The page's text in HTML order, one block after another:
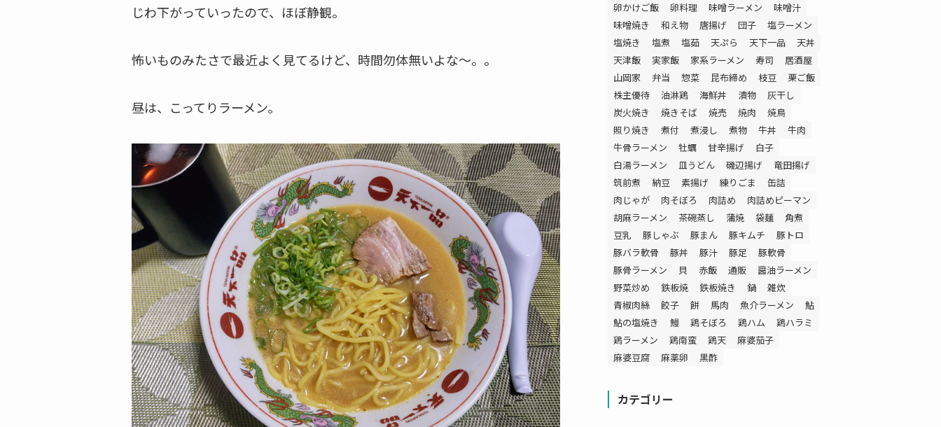
じわ下がっていったので、ほぼ静観。
怖いものみたさで最近よく見てるけど、時間勿体無いよな〜。。
昼は、こってりラーメン。
卵かけご飯
卵料理 味噌ラーメン
味噌汁
味噌焼き
和え物 唐揚げ 団子
塩ラーメン
塩焼き
塩煮 塩茹 天ぷら 天下一品
天丼
天津飯
実家飯 家系ラーメン 寿司
居酒屋
山岡家
弁当 惣菜 昆布締め 枝豆
栗ご飯
株主優待
油淋鶏 海鮮丼 漬物
灰干し
炭火焼き
焼きそば 焼売 焼肉
焼鳥
照り焼き
煮付 煮浸し 煮物 牛丼
牛肉
牛骨ラーメン
牡蠣 甘辛揚げ
白子
白湯ラーメン
皿うどん 磯辺揚げ
竜田揚げ
筑前煮
納豆 素揚げ 練りごま
缶詰
肉じゃが
肉そぼろ 肉詰め
肉詰めピーマン
胡麻ラーメン
茶碗蒸し 蒲焼 袋麺
角煮
豆乳
豚しゃぶ 豚まん 豚キムチ
豚トロ
豚バラ軟骨
豚丼 豚汁 豚足
豚軟骨
豚骨ラーメン
貝 赤飯 通販
醤油ラーメン
野菜炒め
鉄板焼 鉄板焼き 鍋
雑炊
青椒肉絲
餃子 餅 馬肉 魚介ラーメン
鮎
鮎の塩焼き
鰻 鶏そぼろ 鶏ハム
鶏ハラミ
鶏ラーメン
鶏南蛮 鶏天
麻婆茄子
麻婆豆腐
麻薬卵 黒酢
カテゴリー